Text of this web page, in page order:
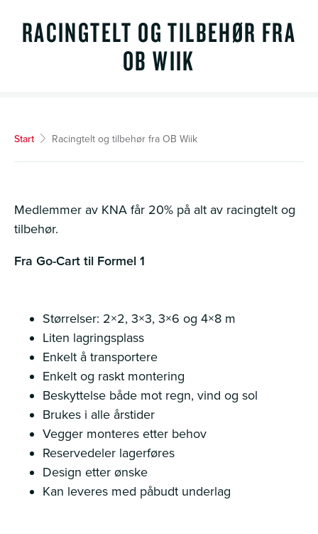
RACINGTELT OG TILBEHØR FRA
OB WIIK
Start Racingtelt og tilbehør fra OB Wiik
Medlemmer av KNA får 20% på alt av racingtelt og
tilbehør.
Fra Go-Cart til Formel 1
Størrelser: 2×2, 3×3, 3×6 og 4×8 m
Liten lagringsplass
Enkelt å transportere
Enkelt og raskt montering
Beskyttelse både mot regn, vind og sol
Brukes i alle årstider
Vegger monteres etter behov
Reservedeler lagerføres
Design etter ønske
Kan leveres med påbudt underlag